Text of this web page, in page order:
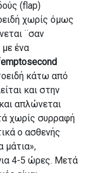
(flap)
χωρίς όμως
¨σαν
με ένα
κάτω από
και στην
απλώνεται
χωρίς συρραφή
ο ασθενής
μάτια»,
4-5 ώρες. Μετά